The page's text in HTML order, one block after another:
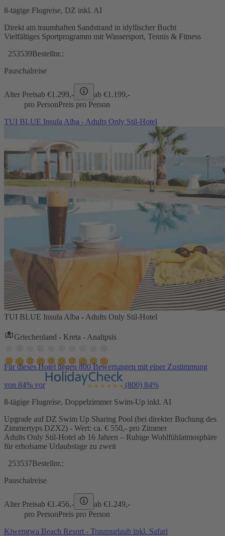
8-tägige Flugreise, DZ inkl. AI
Direkt am traumhaften Sandstrand in idyllischer Bucht
Vielfältiges Sportprogramm mit Wassersport, Tennis & Fitness
253539Bestellnr.:
Pauschalreise
Alter Preisab €1.299,- ab €1.199,-
pro PersonPreis pro Person
TUI BLUE Insula Alba - Adults Only Stil-Hotel
TUI BLUE Insula Alba - Adults Only Stil-Hotel
Griechenland - Kreta - Analipsis
Für dieses Hotel liegen 800 Bewertungen mit einer Zustimmung
von 84% vor (800) 84%
8-tägige Flugreise, Doppelzimmer Swim-Up inkl. AI
Upgrade auf DZ Swim Up Sharing Pool (bei direkter Buchung des
Zimmertyps DZX2) - Wert: ca. € 550,- pro Zimmer
Adults Only Stil-Hotel ab 16 Jahren – Ruhige Wohlfühlatmosphäre
für erholsame Urlaubstage zu zweit
253537Bestellnr.:
Pauschalreise
Alter Preisab €1.456,- ab €1.249,-
pro PersonPreis pro Person
Kiwengwa Beach Resort - Traumurlaub inkl. Safari